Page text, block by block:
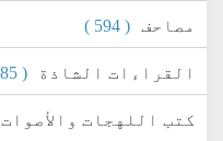
مصاحف ( 594 )
القراءات الشاذة ( 85 )
كتب اللهجات والأصوات